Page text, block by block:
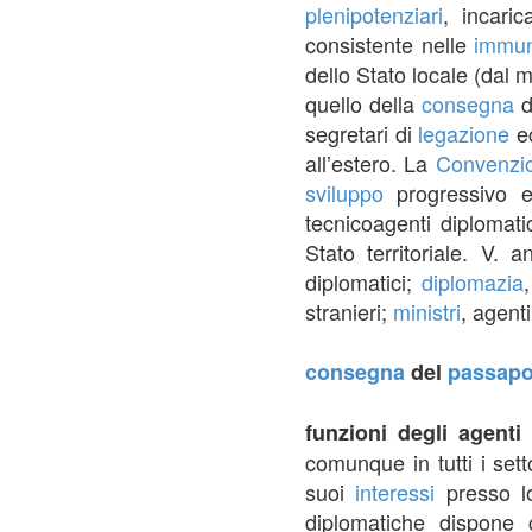
plenipotenziari,
consistente nelle
dello Stato locale (dal
quello dellaconsegna
segretari di legazione
all’estero. La
sviluppo progressivo
tecnicoagenti
Stato territoriale. V.
diplomatici;diplomazia
stranieri; ministri,
consegnadel
funzioni degli
comunque in tutti i
suoi interessi presso
diplomatiche